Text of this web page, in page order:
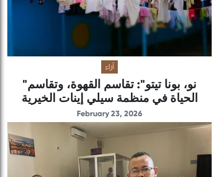
آراء
"نو، بونا تيتو": تقاسم القهوة، وتقاسم
الحياة في منظمة سيلي إينات الخيرية
February 23, 2026